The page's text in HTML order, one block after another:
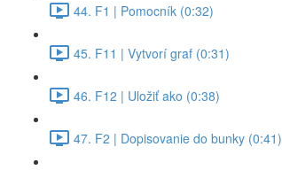
44. F1 | Pomocník (0:32)
45. F11 | Vytvorí graf (0:31)
46. F12 | Uložiť ako (0:38)
47. F2 | Dopisovanie do bunky (0:41)